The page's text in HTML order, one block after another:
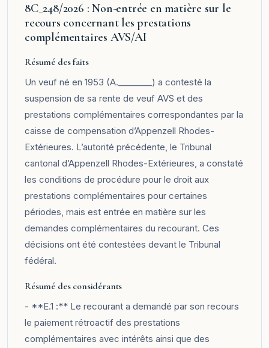
8C_248/2026 : Non-entrée en matière sur le
recours concernant les prestations
complémentaires AVS/AI
Résumé des faits
Un veuf né en 1953 (A.________) a contesté la
suspension de sa rente de veuf AVS et des
prestations complémentaires correspondantes par la
caisse de compensation d’Appenzell Rhodes-
Extérieures. L’autorité précédente, le Tribunal
cantonal d’Appenzell Rhodes-Extérieures, a constaté
les conditions de procédure pour le droit aux
prestations complémentaires pour certaines
périodes, mais est entrée en matière sur les
demandes complémentaires du recourant. Ces
décisions ont été contestées devant le Tribunal
fédéral.
Résumé des considérants
- **E.1 :** Le recourant a demandé par son recours
le paiement rétroactif des prestations
complémentaires avec intérêts ainsi que des